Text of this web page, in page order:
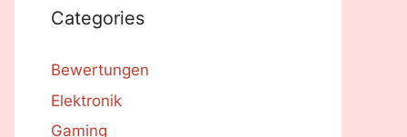
Categories
Bewertungen
Elektronik
Gaming